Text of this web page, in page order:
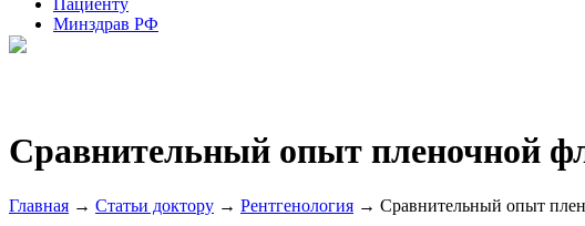
Пациенту
Минздрав РФ
Сравнительный опыт пленочной
Главная → Статьи доктору → Рентгенология → Сравнительный опыт